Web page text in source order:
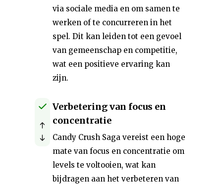
via sociale media en om samen te
werken of te concurreren in het
spel. Dit kan leiden tot een gevoel
van gemeenschap en competitie,
wat een positieve ervaring kan
zijn.
Verbetering van focus en
concentratie
Candy Crush Saga vereist een hoge
mate van focus en concentratie om
levels te voltooien, wat kan
bijdragen aan het verbeteren van